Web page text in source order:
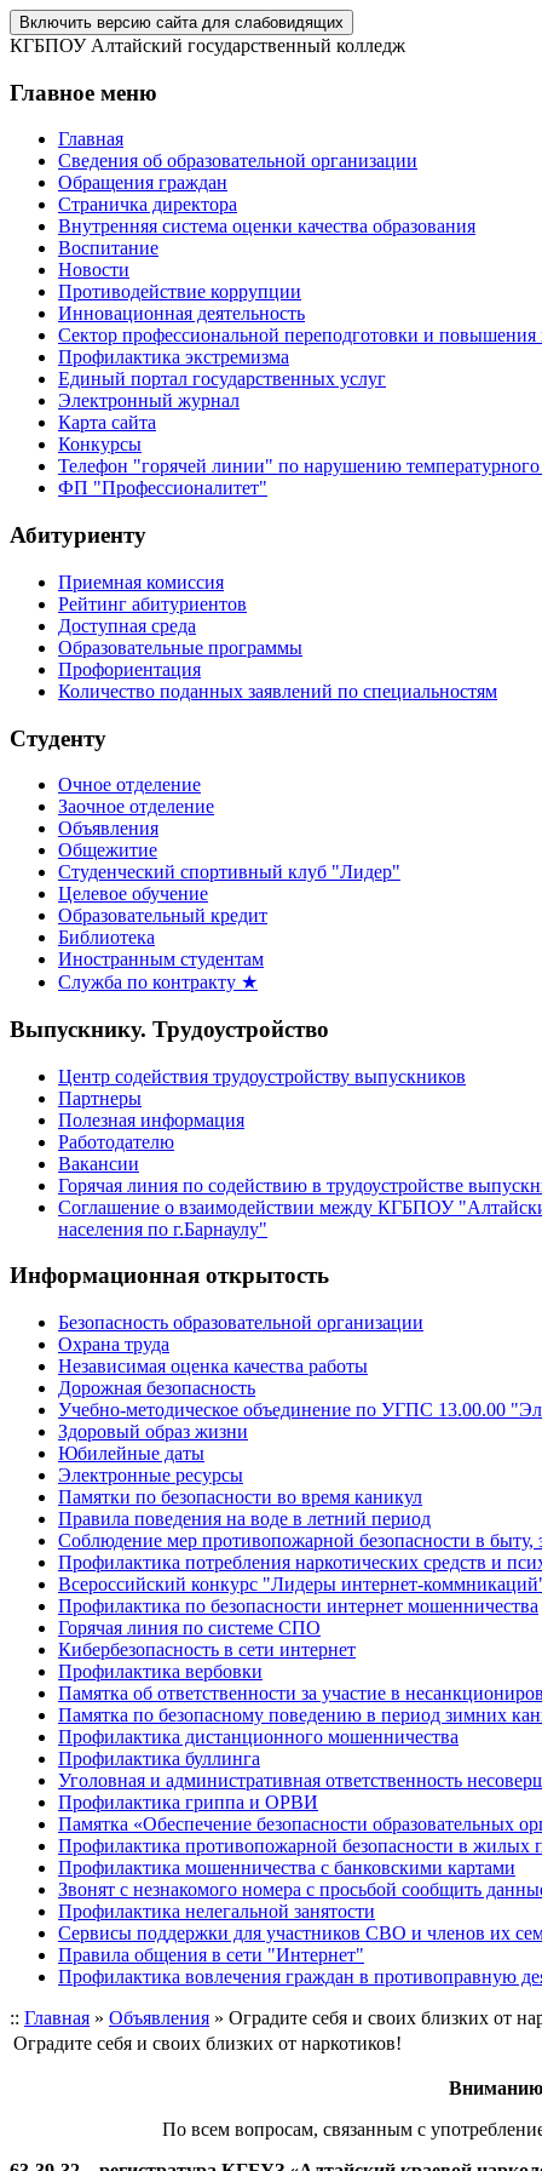
Включить версию сайта для слабовидящих
КГБПОУ Алтайский государственный колледж
Главное меню
Главная
Сведения об образовательной организации
Обращения граждан
Страничка директора
Внутренняя система оценки качества образования
Воспитание
Новости
Противодействие коррупции
Инновационная деятельность
Сектор профессиональной переподготовки и
Профилактика экстремизма
Единый портал государственных услуг
Электронный журнал
Карта сайта
Конкурсы
Телефон "горячей линии" по нарушению
ФП "Профессионалитет"
Абитуриенту
Приемная комиссия
Рейтинг абитуриентов
Доступная среда
Образовательные программы
Профориентация
Количество поданных заявлений по специальностям
Студенту
Очное отделение
Заочное отделение
Объявления
Общежитие
Студенческий спортивный клуб "Лидер"
Целевое обучение
Образовательный кредит
Библиотека
Иностранным студентам
Служба по контракту ★
Выпускнику. Трудоустройство
Центр содействия трудоустройству выпускников
Партнеры
Полезная информация
Работодателю
Вакансии
Горячая линия по содействию в трудоустройстве
Соглашение о взаимодействии между КГБПОУ
населения по г.Барнаулу"
Информационная открытость
Безопасность образовательной организации
Охрана труда
Независимая оценка качества работы
Дорожная безопасность
Учебно-методическое объединение по УГПС 13.00.00
Здоровый образ жизни
Юбилейные даты
Электронные ресурсы
Памятки по безопасности во время каникул
Правила поведения на воде в летний период
Соблюдение мер противопожарной безопасности в быту,
Профилактика потребления наркотических средств и
Всероссийский конкурс "Лидеры интернет-
Профилактика по безопасности интернет мошенничества
Горячая линия по системе СПО
Кибербезопасность в сети интернет
Профилактика вербовки
Памятка об ответственности за участие в
Памятка по безопасному поведению в период зимних
Профилактика дистанционного мошенничества
Профилактика буллинга
Уголовная и административная ответственность
Профилактика гриппа и ОРВИ
Памятка «Обеспечение безопасности образовательных
Профилактика противопожарной безопасности в жилых
Профилактика мошенничества с банковскими картами
Звонят с незнакомого номера с просьбой сообщить
Профилактика нелегальной занятости
Сервисы поддержки для участников СВО и членов их
Правила общения в сети "Интернет"
Профилактика вовлечения граждан в противоправную
:: Главная » Объявления » Оградите себя и своих близких от
Оградите себя и своих близких от наркотиков!
Вниманию
По всем вопросам, связанным с